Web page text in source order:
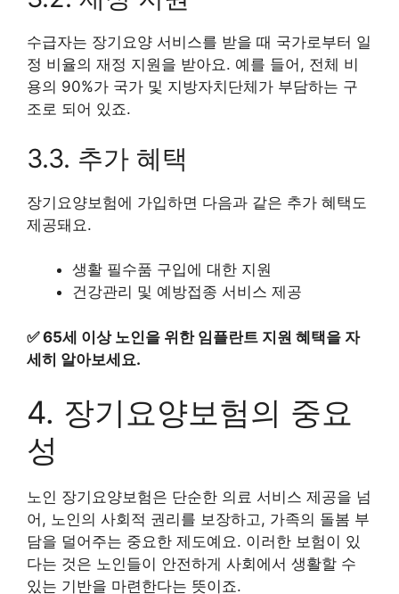
수급자는 장기요양 서비스를 받을 때 국가로부터 일
정 비율의 재정 지원을 받아요. 예를 들어, 전체 비
용의 90%가 국가 및 지방자치단체가 부담하는 구
조로 되어 있죠.
3.3. 추가 혜택
장기요양보험에 가입하면 다음과 같은 추가 혜택도
제공돼요.
생활 필수품 구입에 대한 지원
건강관리 및 예방접종 서비스 제공
✅65세 이상 노인을 위한 임플란트 지원 혜택을 자
세히 알아보세요.
4. 장기요양보험의 중요
성
노인 장기요양보험은 단순한 의료 서비스 제공을 넘
어, 노인의 사회적 권리를 보장하고, 가족의 돌봄 부
담을 덜어주는 중요한 제도예요. 이러한 보험이 있
다는 것은 노인들이 안전하게 사회에서 생활할 수
있는 기반을 마련한다는 뜻이죠.